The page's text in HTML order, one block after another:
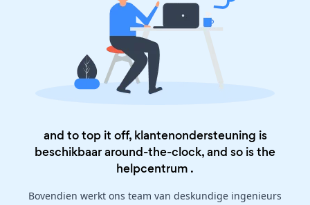
and to top it off, klantenondersteuning is
beschikbaar around-the-clock, and so is the
helpcentrum .
Bovendien werkt ons team van deskundige ingenieurs